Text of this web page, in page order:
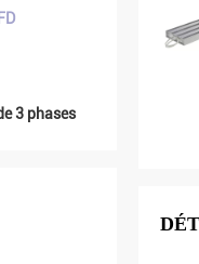
3 phases